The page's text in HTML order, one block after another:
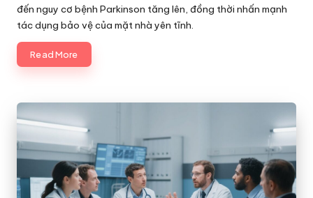
đến nguy cơ bệnh Parkinson tăng lên, đồng thời nhấn mạnh
tác dụng bảo vệ của mặt nhà yên tĩnh.
Read More